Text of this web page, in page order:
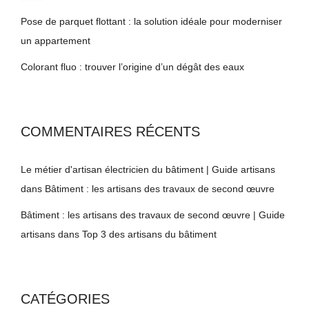
Pose de parquet flottant : la solution idéale pour moderniser
un appartement
Colorant fluo : trouver l’origine d’un dégât des eaux
COMMENTAIRES RÉCENTS
Le métier d'artisan électricien du bâtiment | Guide artisans
dans Bâtiment : les artisans des travaux de second œuvre
Bâtiment : les artisans des travaux de second œuvre | Guide
artisans dans Top 3 des artisans du bâtiment
CATÉGORIES